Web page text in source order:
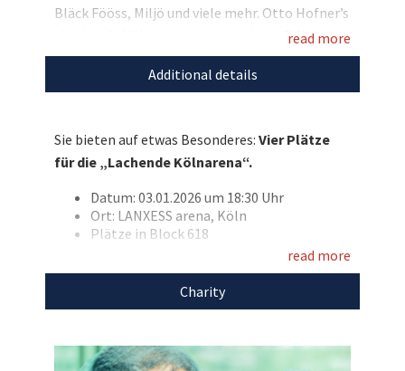
Bläck Fööss, Miljö und viele mehr. Otto Hofner’s
„Lachende Kölnarena“ ist der Inbegriff für
volkstümlich-rheinischen Frohsinn und der
Höhepunkt in der Karnevalssession in der
Sie mit Ihrem Gebot die Stiftung Lichterzellen.
Entdecken Sie bei uns auch
weitereeinzigartige Auktionen
read more
Additional details
Sie bieten auf etwas Besonderes: Vier Plätze
für die „Lachende Kölnarena“.
Datum: 03.01.2026 um 18:30 Uhr
Ort: LANXESS arena, Köln
Plätze in Block 618
Stiftung Lichterzellen.
read more
Charity